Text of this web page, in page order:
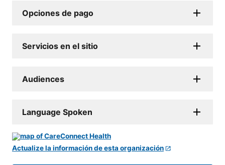
Opciones de pago
Servicios en el sitio
Audiences
Language Spoken
Actualize la información de esta organización